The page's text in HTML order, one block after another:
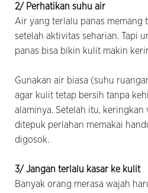
2/ Perhatikan suhu air
Air yang terlalu panas memang
setelah aktivitas seharian. Tapi
panas bisa bikin kulit makin
Gunakan air biasa (suhu
agar kulit tetap bersih tanpa
alaminya. Setelah itu, keringkan
ditepuk perlahan memakai
digosok.
3/ Jangan terlalu kasar ke kulit
Banyak orang merasa wajah